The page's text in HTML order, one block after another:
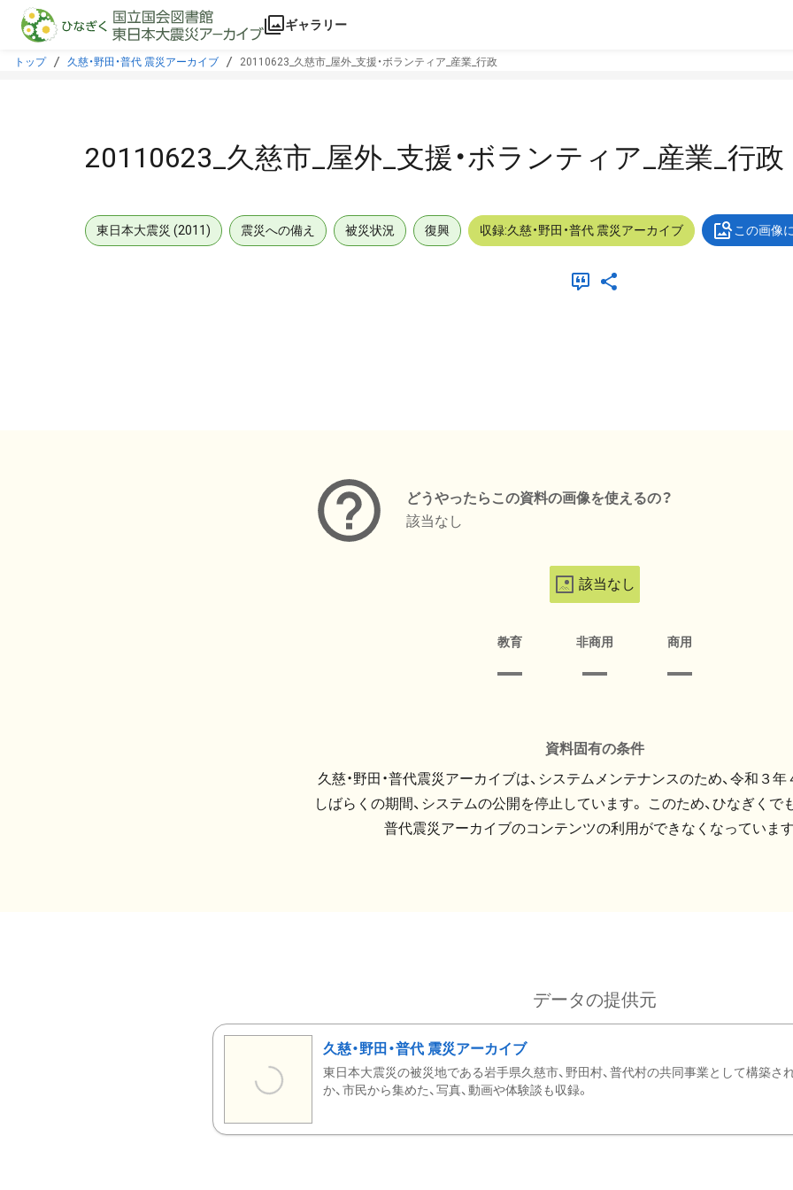
本文に飛ぶ
ギャラリー
トップ 久慈・野田・普代 震災アーカイブ 20110623_久慈市_屋外_支援・ボランティア_産業_行政
20110623_久慈市_屋外_支援・ボランティア_産業_行政
東日本大震災 (2011) 震災への備え 被災状況 復興 収録:久慈・野田・普代 震災アーカイブ この画像
どうやったらこの資料の画像を使えるの？
該当なし
該当なし
教育 非商用 商用
資料固有の条件
久慈・野田・普代震災アーカイブは、システムメンテナンスのため、令和３
しばらくの期間、システムの公開を停止しています。 このため、ひなぎくでも
普代震災アーカイブのコンテンツの利用ができなくなっています
データの提供元
久慈・野田・普代 震災アーカイブ
東日本大震災の被災地である岩手県久慈市、野田村、普代村の共同事業として構築さ
か、市民から集めた、写真、動画や体験談も収録。